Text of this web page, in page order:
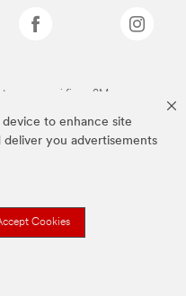
to enhance site
deliver you advertisements
Cookies
towarowymi firmy 3M.